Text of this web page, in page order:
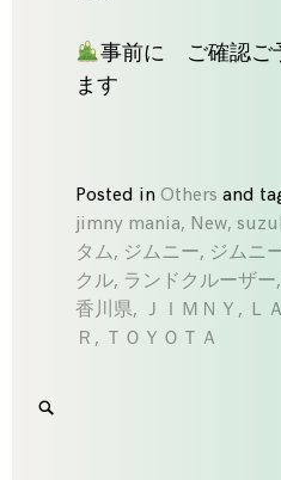
事前に ご確認ご
ます
Posted inOthers and
jimny mania, New,
タム, ジムニー, ジムニ
クル, ランドクルーザー
香川県, ＪＩＭＮＹ , Ｌ
Ｒ , ＴＯＹＯＴＡ
Search